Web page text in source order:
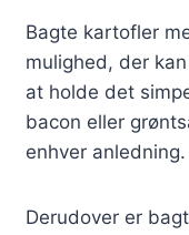
Bagte kartofler
mulighed, der
at holde det
bacon eller
enhver anledning.
Derudover er